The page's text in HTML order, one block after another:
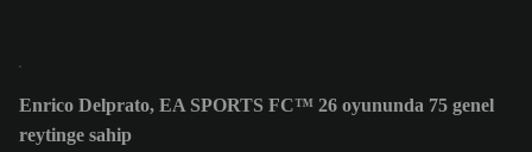
Enrico Delprato, EA SPORTS FC™ 26 oyununda 75 genel
reytinge sahip